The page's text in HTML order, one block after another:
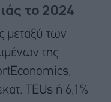
το 2024
μεταξύ των
της
TEUs ή 6,1%